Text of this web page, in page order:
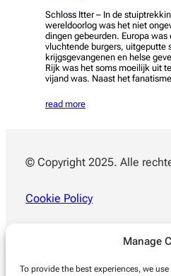
Manage
To provide the best experiences, we
Schloss Itter – In de
wereldoorlog was het niet
dingen gebeurden. Europa
vluchtende burgers, uitgeputte
krijgsgevangenen en helse
Rijk was het soms moeilijk uit
vijand was. Naast het
read more
© Copyright 2025. Alle
Cookie Policy